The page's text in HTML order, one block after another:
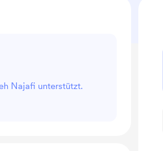
Najafi unterstützt.